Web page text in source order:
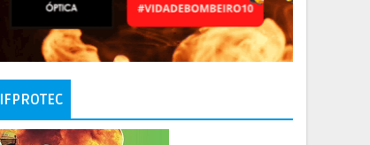
IFPROTEC